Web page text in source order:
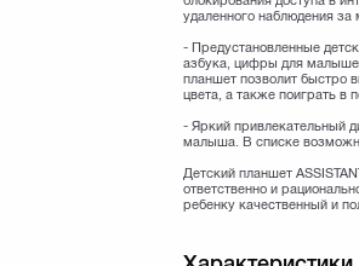
удаленного наблюдения
- Предустановленные
азбука, цифры для
планшет позволит быстро
цвета, а также поиграть в
- Яркий привлекательный
малыша. В списке
Детский планшет
ответственно и
ребенку качественный и